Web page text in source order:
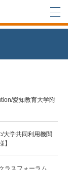
愛知教育大学附
大学共同利用機関
】
クラスフォーラム